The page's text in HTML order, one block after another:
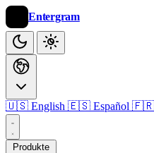
Entergram
🇺🇸 English 🇪🇸 Español 🇫🇷
Produkte